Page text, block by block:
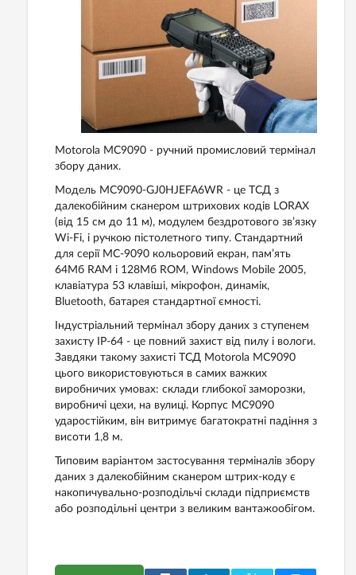
Motorola MC9090 - ручний промисловий термінал
збору даних.
Модель MC9090-GJ0HJEFA6WR - це ТСД з
далекобійним сканером штрихових кодів LORAX
(від 15 см до 11 м), модулем бездротового зв’язку
Wi-Fi, і ручкою пістолетного типу. Стандартний
для серії MC-9090 кольоровий екран, пам’ять
64Мб RAM і 128Мб ROM, Windows Mobile 2005,
клавіатура 53 клавіші, мікрофон, динамік,
Bluetooth, батарея стандартної ємності.
Індустріальний термінал збору даних з ступенем
захисту IP-64 - це повний захист від пилу і вологи.
Завдяки такому захисті ТСД Motorola MC9090
цього використовуються в самих важких
виробничих умовах: склади глибокої заморозки,
виробничі цехи, на вулиці. Корпус MC9090
ударостійким, він витримує багатократні падіння з
висоти 1,8 м.
Типовим варіантом застосування терміналів збору
даних з далекобійним сканером штрих-коду є
накопичувально-розподільчі склади підприємств
або розподільні центри з великим вантажообігом.